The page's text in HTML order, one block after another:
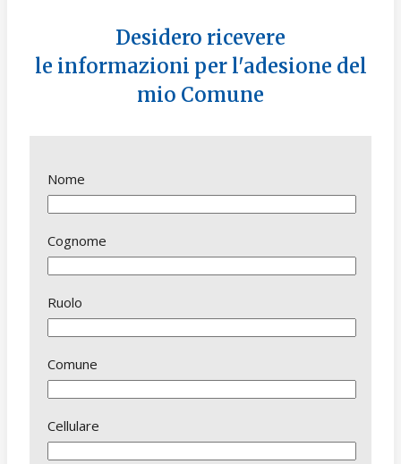
Desidero ricevere
le informazioni per l'adesione del
mio Comune
Nome
Cognome
Ruolo
Comune
Cellulare